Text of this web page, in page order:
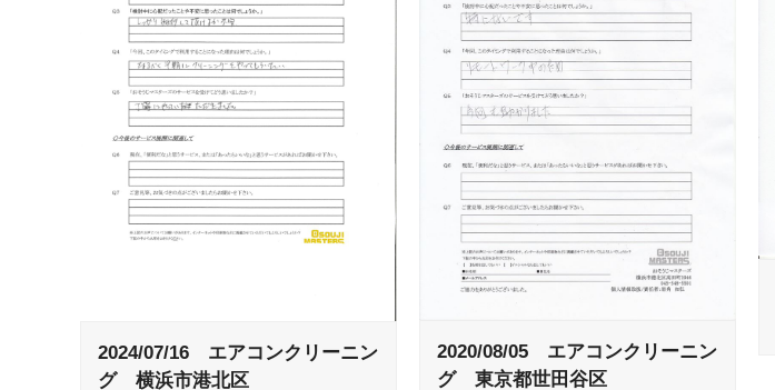
2024/07/16 エアコンクリーニン
グ 横浜市港北区
2020/08/05 エアコンクリーニン
グ 東京都世田谷区